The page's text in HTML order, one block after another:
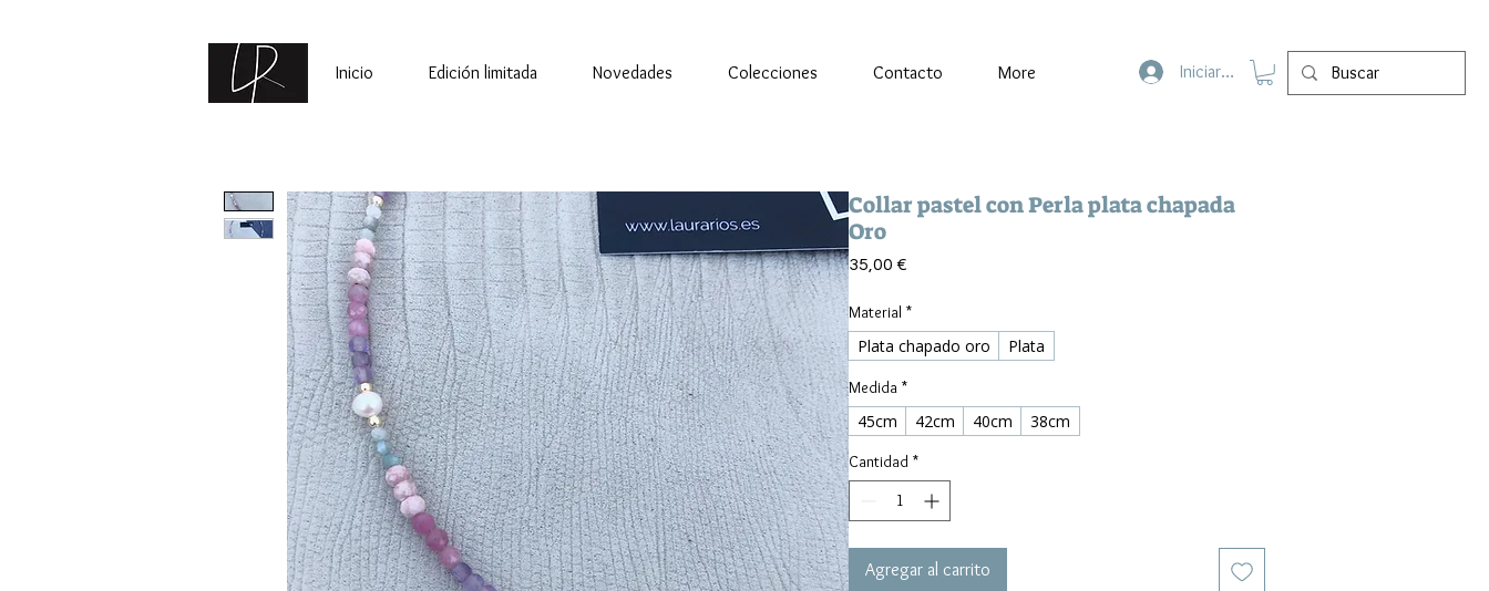
Inicio Edición limitada Novedades Colecciones Contacto More Iniciar sesión
Collar pastel con Perla plata chapada
Oro
35,00 €
Material *
Plata chapado oro Plata
Medida *
45cm 42cm 40cm 38cm
Cantidad *
Agregar al carrito